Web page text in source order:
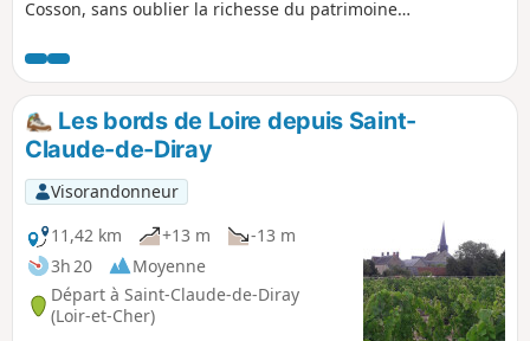
Cosson, sans oublier la richesse du patrimoine.
Les bords de Loire depuis Saint-
Claude-de-Diray
Visorandonneur
11,42 km
+13 m
-13 m
3h 20
Moyenne
Départ à Saint-Claude-de-Diray
(Loir-et-Cher)